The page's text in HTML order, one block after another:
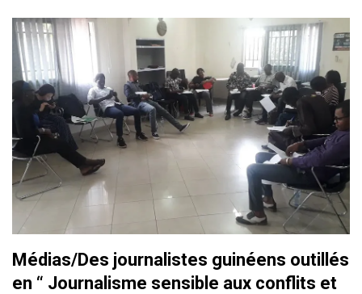
Médias/Des journalistes guinéens outillés
en “ Journalisme sensible aux conflits et